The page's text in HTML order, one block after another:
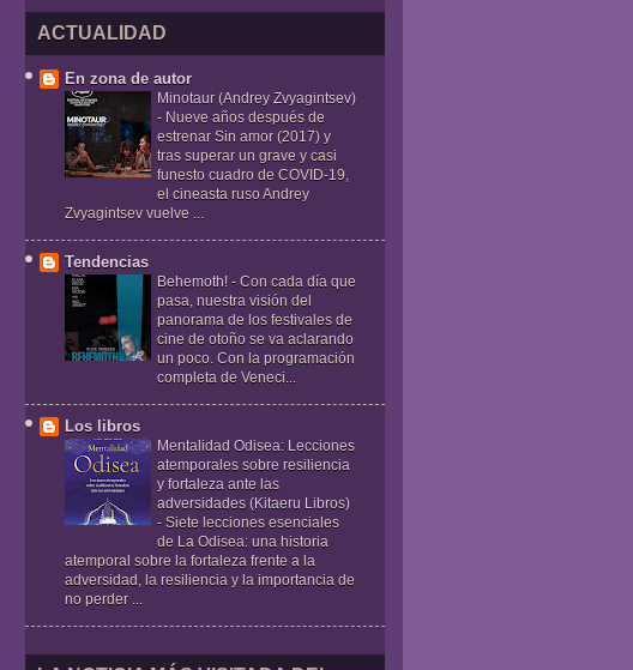
ACTUALIDAD
En zona de autor
Minotaur (Andrey Zvyagintsev)
- Nueve años después de
estrenar Sin amor (2017) y
tras superar un grave y casi
funesto cuadro de COVID-19,
el cineasta ruso Andrey
Zvyagintsev vuelve ...
Tendencias
Behemoth! - Con cada día que
pasa, nuestra visión del
panorama de los festivales de
cine de otoño se va aclarando
un poco. Con la programación
completa de Veneci...
Los libros
Mentalidad Odisea: Lecciones
atemporales sobre resiliencia
y fortaleza ante las
adversidades (Kitaeru Libros)
- Siete lecciones esenciales
de La Odisea: una historia
atemporal sobre la fortaleza frente a la
adversidad, la resiliencia y la importancia de
no perder ...